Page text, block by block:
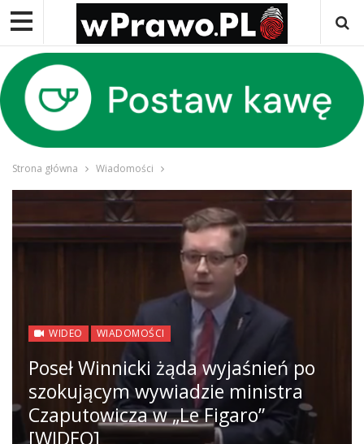
Strona główna Wiadomości
WIDEO WIADOMOŚCI
Poseł Winnicki żąda wyjaśnień po
szokującym wywiadzie ministra
Czaputowicza w „Le Figaro”
[WIDEO]